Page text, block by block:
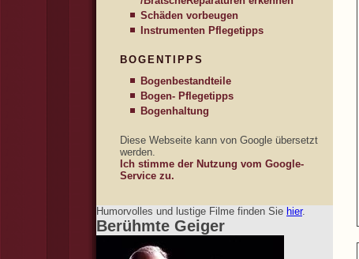
Schäden vorbeugen
Instrumenten Pflegetipps
BOGENTIPPS
Bogenbestandteile
Bogen- Pflegetipps
Bogenhaltung
Diese Webseite kann von Google übersetzt
werden.
Ich stimme der Nutzung vom Google-
Service zu.
Humorvolles und lustige Filme finden Sie hier.
Berühmte Geiger